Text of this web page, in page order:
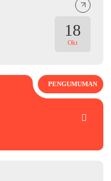
18
Okt
PENGUMUMAN